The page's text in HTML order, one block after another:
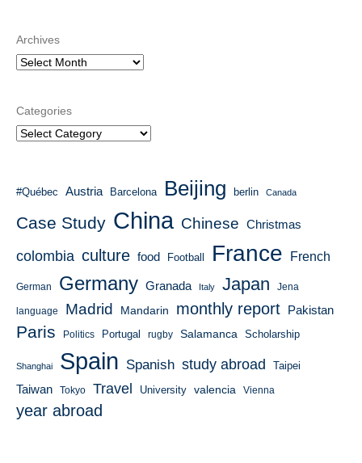
Archives
Categories
#Québec Austria Barcelona Beijing berlin Canada
Case Study China Chinese Christmas
colombia culture food Football France French
German Germany Granada Italy Japan Jena
language Madrid Mandarin monthly report Pakistan
Paris Politics Portugal rugby Salamanca Scholarship
Shanghai Spain Spanish study abroad Taipei
Taiwan Tokyo Travel University valencia Vienna
year abroad